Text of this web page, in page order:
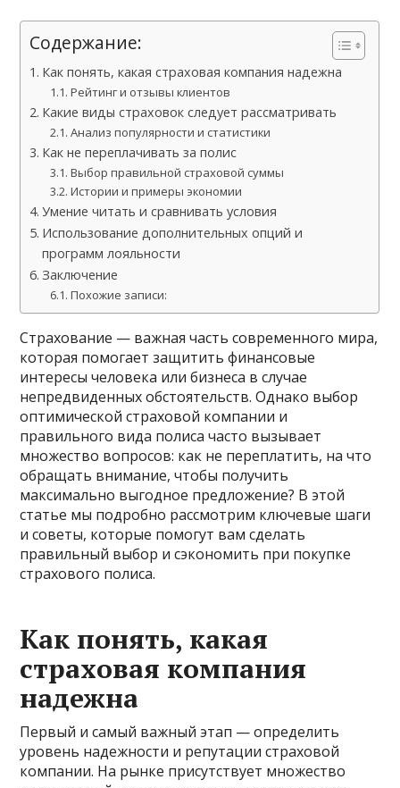
Содержание:
Как понять, какая страховая компания надежна
Рейтинг и отзывы клиентов
Какие виды страховок следует рассматривать
Анализ популярности и статистики
Как не переплачивать за полис
Выбор правильной страховой суммы
Истории и примеры экономии
Умение читать и сравнивать условия
Использование дополнительных опций и
программ лояльности
Заключение
Похожие записи:
Страхование — важная часть современного мира,
которая помогает защитить финансовые
интересы человека или бизнеса в случае
непредвиденных обстоятельств. Однако выбор
оптимической страховой компании и
правильного вида полиса часто вызывает
множество вопросов: как не переплатить, на что
обращать внимание, чтобы получить
максимально выгодное предложение? В этой
статье мы подробно рассмотрим ключевые шаги
и советы, которые помогут вам сделать
правильный выбор и сэкономить при покупке
страхового полиса.
Как понять, какая
страховая компания
надежна
Первый и самый важный этап — определить
уровень надежности и репутации страховой
компании. На рынке присутствует множество